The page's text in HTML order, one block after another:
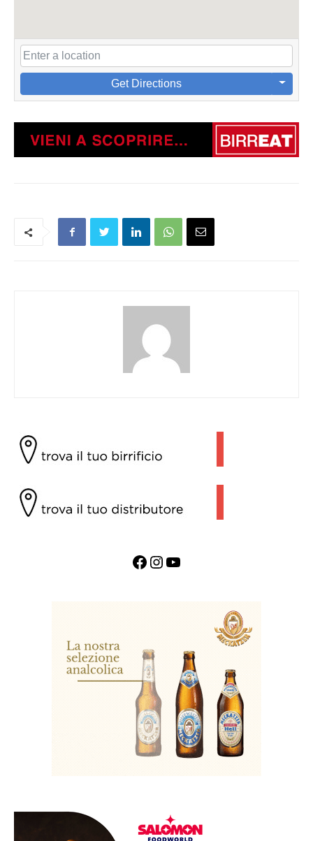
Get Directions
Facebook InstagramYouTube